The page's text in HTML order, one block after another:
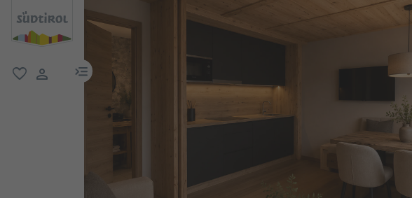
menu link